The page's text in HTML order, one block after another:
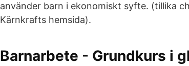
använder barn i ekonomiskt syfte. (tillika
Kärnkrafts hemsida).
Barnarbete - Grundkurs i